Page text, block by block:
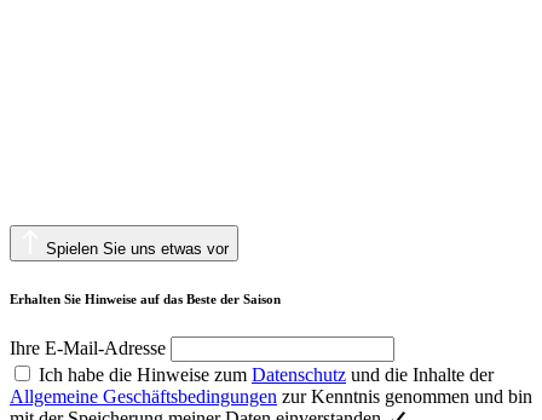
Spielen Sie uns etwas vor
Erhalten Sie Hinweise auf das Beste der Saison
Ihre E-Mail-Adresse
Ich habe die Hinweise zum Datenschutz und die Inhalte der
Allgemeine Geschäftsbedingungen zur Kenntnis genommen und bin